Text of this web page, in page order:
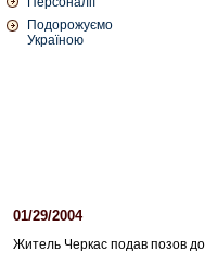
Подорожуємо
Україною
01/29/200404:14 PM
Житель Черкас подав позов